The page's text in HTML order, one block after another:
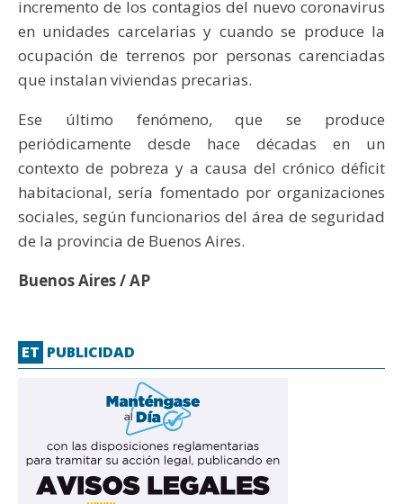
incremento de los contagios del nuevo coronavirus
en unidades carcelarias y cuando se produce la
ocupación de terrenos por personas carenciadas
que instalan viviendas precarias.
Ese último fenómeno, que se produce
periódicamente desde hace décadas en un
contexto de pobreza y a causa del crónico déficit
habitacional, sería fomentado por organizaciones
sociales, según funcionarios del área de seguridad
de la provincia de Buenos Aires.
Buenos Aires / AP
ET PUBLICIDAD